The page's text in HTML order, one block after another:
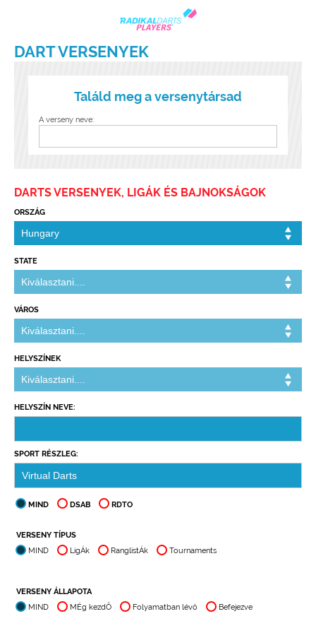
DART VERSENYEK
Találd meg a versenytársad
A verseny neve:
DARTS VERSENYEK, LIGÁK ÉS BAJNOKSÁGOK
ORSZÁG
STATE
VÁROS
HELYSZÍNEK
HELYSZÍN NEVE:
SPORT RÉSZLEG:
MIND DSAB RDTO
VERSENY TÍPUS
MIND
LigÁk RanglistÁk Tournaments
VERSENY ÁLLAPOTA
MIND
MÉg kezdŐ Folyamatban lévő Befejezve